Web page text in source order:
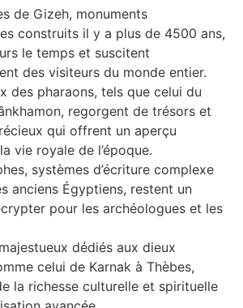
de Gizeh, monuments
construits il y a plus de 4500 ans,
le temps et suscitent
des visiteurs du monde entier.
des pharaons, tels que celui du
regorgent de trésors et
qui offrent un aperçu
vie royale de l’époque.
systèmes d’écriture complexe
anciens Égyptiens, restent un
pour les archéologues et les
dédiés aux dieux
celui de Karnak à Thèbes,
la richesse culturelle et spirituelle